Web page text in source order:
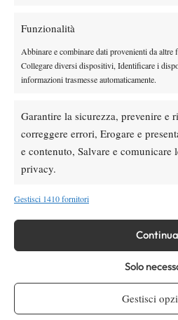
Funzionalità
Abbinare e combinare dati provenienti da altre
Collegare diversi dispositivi, Identificare i
informazioni trasmesse automaticamente.
Garantire la sicurezza, prevenire e
correggere errori, Erogare e
e contenuto, Salvare e comunicare
privacy.
Gestisci 1410 fornitori
Continua
Solo
Gestisci
Testata giornalistica
10268 del 15/09/2025
Editore: VIBES MEDIA SRL
,
ENTRY LIST